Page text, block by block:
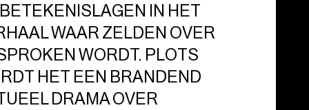
IN HET
WAAR ZELDEN OVER
WORDT. PLOTS
HET EEN BRANDEND
DRAMA OVER